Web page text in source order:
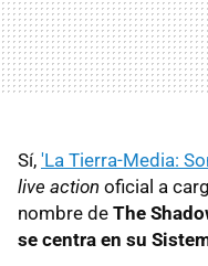
Sí, 'La Tierra-Media:
live action oficial a
nombre de The
se centra en su